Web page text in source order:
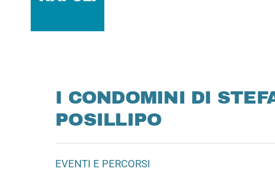
I CONDOMINI DI
POSILLIPO
EVENTI E PERCORSI